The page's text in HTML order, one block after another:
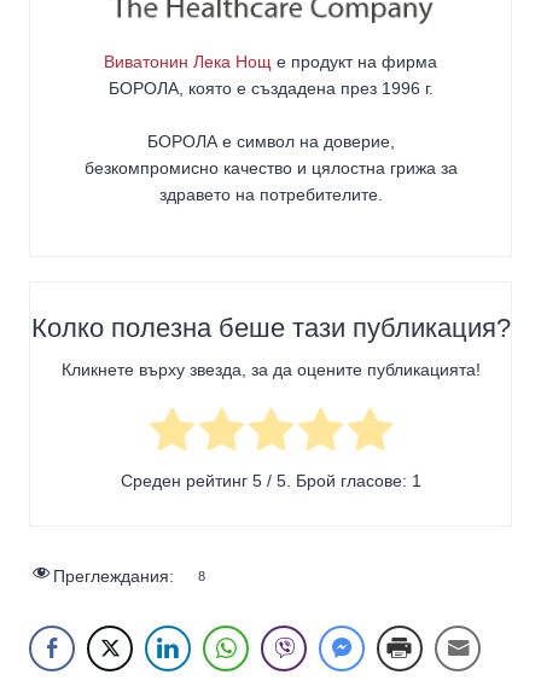
Виватонин Лека Нощ е продукт на фирма
БОРОЛА, която е създадена през 1996 г.
БОРОЛА е символ на доверие,
безкомпромисно качество и цялостна грижа за
здравето на потребителите.
Колко полезна беше тази публикация?
Кликнете върху звезда, за да оцените публикацията!
Среден рейтинг 5/ 5. Брой гласове: 1
Преглеждания: 8